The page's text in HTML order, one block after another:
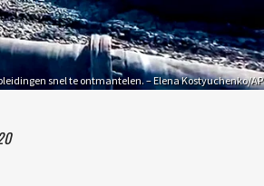
snel te ontmantelen. – Elena Kostyuchenko/AP